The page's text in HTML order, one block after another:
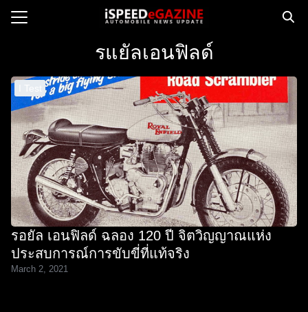
us
รแยัลเอนฟิลด์
I Test
รอยัล เอนฟิลด์ ฉลอง 120 ปี จิตวิญญาณแห่ง
ประสบการณ์การขับขี่ที่แท้จริง
March 2, 2021